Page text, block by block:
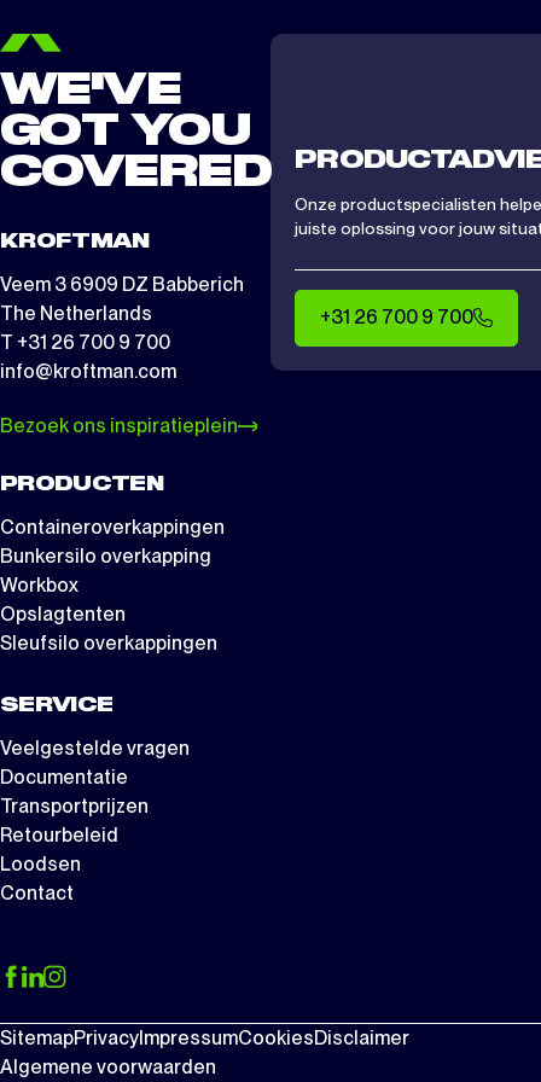
WE'VE
GOT YOU
COVERED
KROFTMAN
Veem 3 6909 DZ Babberich
The Netherlands
T +31 26 700 9 700
info@kroftman.com
Bezoek ons inspiratieplein
PRODUCTEN
Containeroverkappingen
Bunkersilo overkapping
Workbox
Opslagtenten
Sleufsilo overkappingen
SERVICE
Veelgestelde vragen
Documentatie
Transportprijzen
Retourbeleid
Loodsen
Contact
Onze productspecialisten
juiste oplossing voor jouw
+31 26 700 9 700
SitemapPrivacyImpressumCookiesDisclaimer
Algemene voorwaarden